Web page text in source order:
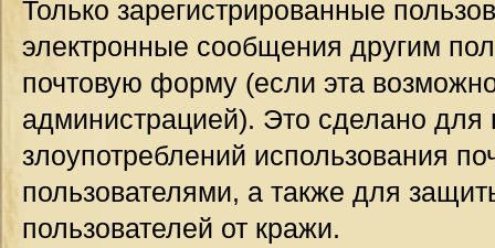
Только зарегистрированные
электронные сообщения другим
почтовую форму (если эта
администрацией). Это сделано для
злоупотреблений использования
пользователями, а также для
пользователей от кражи.